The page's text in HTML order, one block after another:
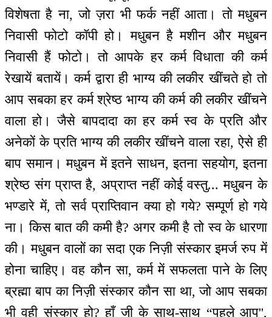
विशेषता है ना, जो ज़रा भी फर्क नहीं आता। तो मधुबन
निवासी फोटो कॉपी हो। मधुबन है मशीन और मधुबन
निवासी हैं फोटो। तो आपके हर कर्म विधाता की कर्म
रेखायें बतायें। कर्म द्वारा ही भाग्य की लकीर खींचते हो तो
आप सबका हर कर्म श्रेष्ठ भाग्य की कर्म की लकीर खींचने
वाला हो। जैसे बापदादा का हर कर्म स्व के प्रति और
अनेकों के प्रति भाग्य की लकीर खींचने वाला रहा, ऐसे ही
बाप समान। मधुबन में इतने साधन, इतना सहयोग, इतना
श्रेष्ठ संग प्राप्त है, अप्राप्त नहीं कोई वस्तु... मधुबन के
भण्डारे में, तो सर्व प्राप्तिवान क्या हो गये? सम्पूर्ण हो गये
ना। किस बात की कमी है? अगर कमी है तो स्व के धारणा
की। मधुबन वालों का सदा एक निज़ी संस्कार इमर्ज रुप में
होना चाहिए। वह कौन सा, कर्म में सफलता पाने के लिए
ब्रह्मा बाप का निज़ी संस्कार कौन सा था, जो आप सबका
भी वही संस्कार हो? हाँ जी के साथ-साथ “पहले आप'',